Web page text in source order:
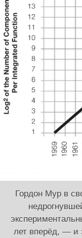
Гордон Мур в
лет вперёд, — и